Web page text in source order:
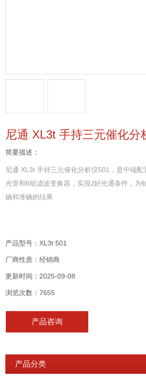
尼通 XL3t 手持三元催化分
简要描述：
尼通 XL3t 手持三元催化分析仪501，是中端
光管和6组滤波变换器，实现J好光通条件，为
确和准确的结果
产品型号：XL3t 501
厂商性质：经销商
更新时间：2025-09-08
浏览次数：7655
产品咨询
产品分类